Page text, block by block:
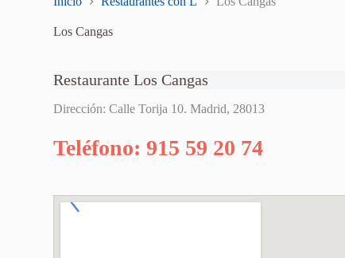
Los Cangas
Restaurante Los Cangas
Dirección: Calle Torija 10. Madrid, 28013
Teléfono: 915 59 20 74